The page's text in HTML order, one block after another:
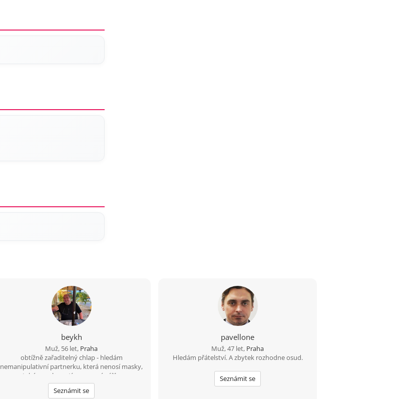
beykh
Muž, 56 let, Praha
obtížně zařaditelný chlap - hledám
nemanipulativní partnerku, která nenosí masky,
netahá za sebou stíny a nemá zálibu v
dramatech.... Je taková? je jich málo, pro
takovou si rád dojedu kamkoliv....
Seznámit se
pavellone
Muž, 47 let, Praha
Hledám přátelství. A zbytek rozhodne osud.
Seznámit se